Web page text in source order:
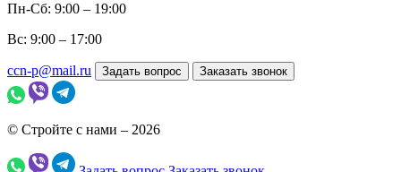
Пн-Сб: 9:00 – 19:00
Вс: 9:00 – 17:00
ccn-p@mail.ru Задать вопрос Заказать звонок
© Стройте с нами – 2026